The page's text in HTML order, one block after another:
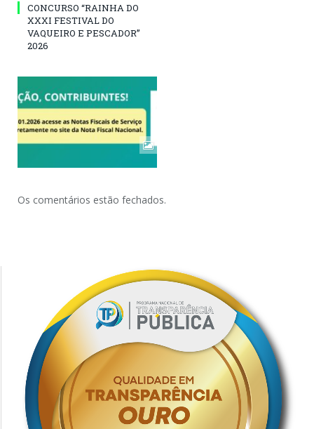
CONCURSO “RAINHA DO
XXXI FESTIVAL DO
VAQUEIRO E PESCADOR”
2026
Os comentários estão fechados.